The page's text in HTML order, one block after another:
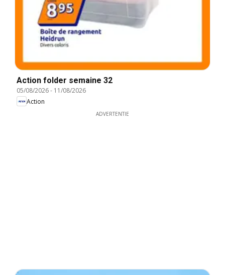
Action folder semaine 32
05/08/2026- 11/08/2026
Action
ADVERTENTIE